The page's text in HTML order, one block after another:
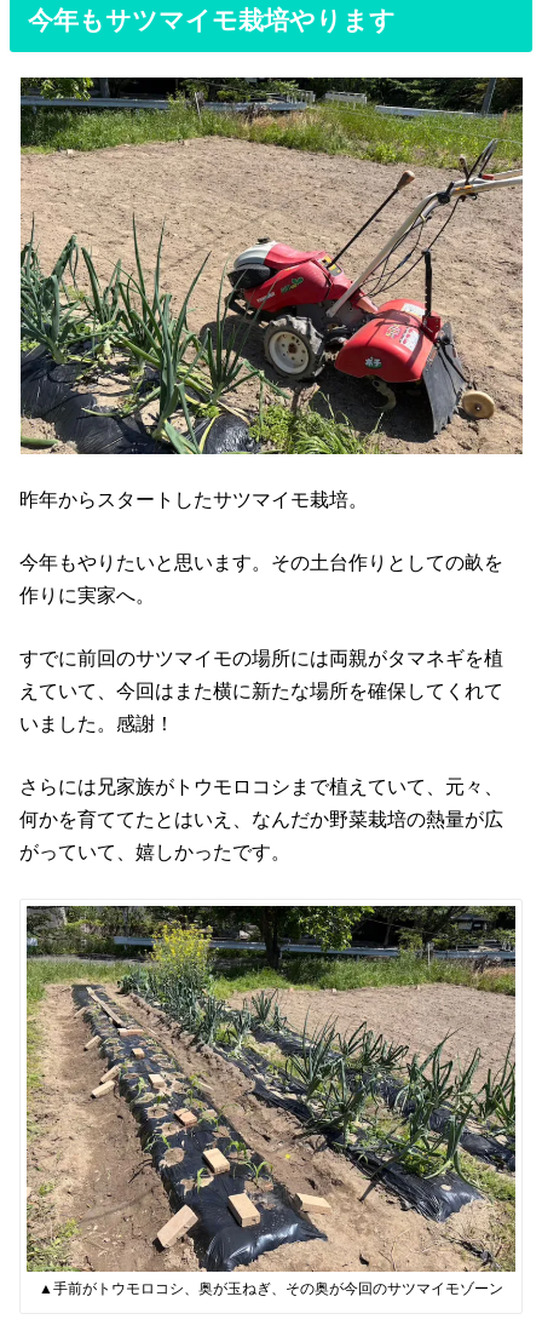
今年もサツマイモ栽培やります
昨年からスタートしたサツマイモ栽培。
今年もやりたいと思います。その土台作りとしての畝を
作りに実家へ。
すでに前回のサツマイモの場所には両親がタマネギを植
えていて、今回はまた横に新たな場所を確保してくれて
いました。感謝！
さらには兄家族がトウモロコシまで植えていて、元々、
何かを育ててたとはいえ、なんだか野菜栽培の熱量が広
がっていて、嬉しかったです。
▲手前がトウモロコシ、奥が玉ねぎ、その奥が今回のサツマイモゾーン